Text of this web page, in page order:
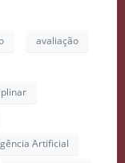
avaliação
Artificial
com